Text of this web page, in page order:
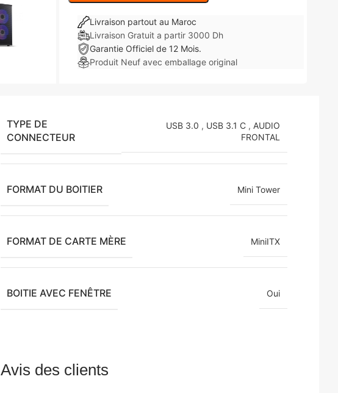
Livraison partout au Maroc
Livraison Gratuit a partir 3000 Dh
Garantie Officiel de 12 Mois.
Produit Neuf avec emballage original
TYPE DE
CONNECTEUR
USB 3.0 , USB 3.1 C , AUDIO
FRONTAL
FORMAT DU BOITIER Mini Tower
FORMAT DE CARTE MÈRE MiniITX
BOITIE AVEC FENÊTRE Oui
Avis des clients